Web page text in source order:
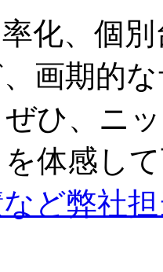
化、個
画期的
ひ、ニ
体感し
ど弊社